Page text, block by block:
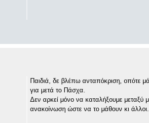
Παιδιά, δε βλέπω ανταπόκριση, οπότε
για μετά το Πάσχα.
Δεν αρκεί μόνο να καταλήξουμε μεταξύ
ανακοίνωση ώστε να το μάθουν κι άλλοι.